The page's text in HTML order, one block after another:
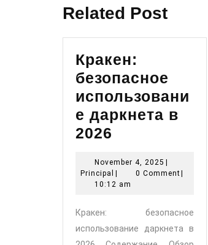
Related Post
Кракен:
безопасное
использовани
е даркнета в
2026
даркнета
2026
November 4, 2025 November
4,
|
Principal Principal
| 0 Comment|
10:12 am
Кракен: безопасное
использование даркнета в